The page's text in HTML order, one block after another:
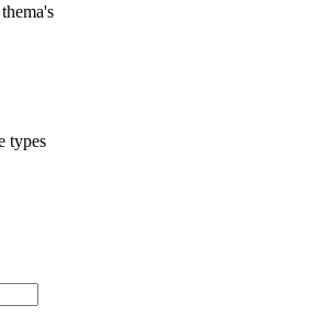
types